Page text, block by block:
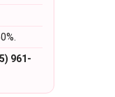
961-